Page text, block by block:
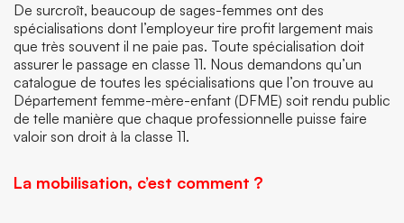
De surcroît, beaucoup de sages-femmes ont des
spécialisations dont l’employeur tire profit largement mais
que très souvent il ne paie pas. Toute spécialisation doit
assurer le passage en classe 11. Nous demandons qu’un
catalogue de toutes les spécialisations que l’on trouve au
Département femme-mère-enfant (DFME) soit rendu public
de telle manière que chaque professionnelle puisse faire
valoir son droit à la classe 11.
La mobilisation, c’est comment ?